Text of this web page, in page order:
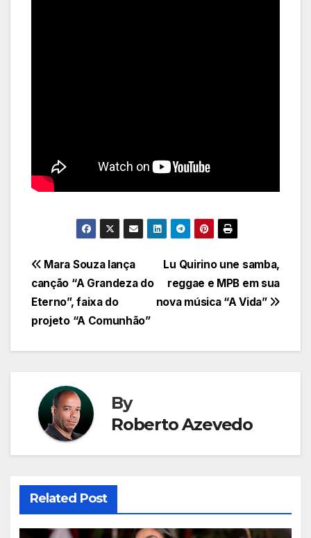
Navegação
de
Post
Lu Quirino une samba,
reggae e MPB em sua
nova música “A Vida”
Mara Souza lança
canção “A Grandeza do
Eterno”, faixa do
projeto “A Comunhão”
By
Roberto Azevedo
Related Post